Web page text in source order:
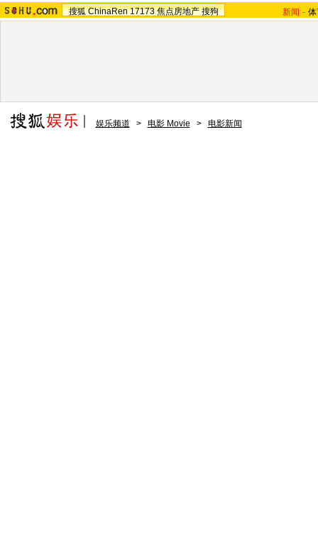
搜狐 ChinaRen 17173 焦点房地产 搜狗 新闻 -
娱乐频道 > 电影 Movie > 电影新闻